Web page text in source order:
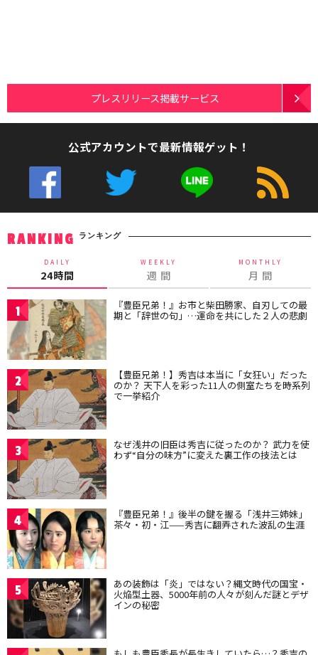
プレスリリース掲載サービス
公式アカウントで最新情報ゲット！
RANKING ランキング
DAILY
24時間
WEEKLY
週 間
MONTHLY
月 間
1 『豊臣兄弟！』お市と柴田勝家、自刃しての最
期と「辞世の句」…運命を共にした２人の悲劇
2 【豊臣兄弟！】秀吉は本当に「女狂い」だった
のか？ 天下人を彩った11人の側室たちを時系列
で一挙紹介
3 なぜ浅井の旧臣は秀吉に従ったのか？ 武力を使
わず“自分の味方”に変えた裏工作の技法とは
4 『豊臣兄弟！』後半の鍵を握る「浅井三姉妹」
茶々・初・江——秀吉に翻弄された波乱の生涯
5 あの装飾は「炎」ではない？縄文時代の国宝・
火焔型土器、5000年前の人々が刻んだ謎とデザ
インの秘密